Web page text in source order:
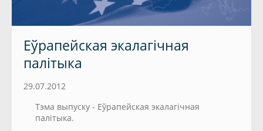
Еўрапейская экалагiчная
палiтыка
29.07.2012
Тэма выпуску - Еўрапейская экалагiчная
палiтыка.